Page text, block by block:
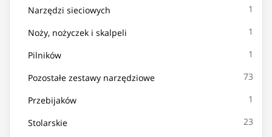
Narzędzi sieciowych 1
Noży, nożyczek i skalpeli 1
Pilników 1
Pozostałe zestawy narzędziowe 73
Przebijaków 1
Stolarskie 23